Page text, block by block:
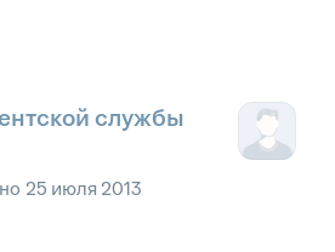
службы
25 июля 2013